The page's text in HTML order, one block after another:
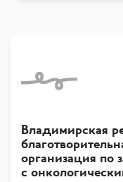
Владимирская
организация по
с